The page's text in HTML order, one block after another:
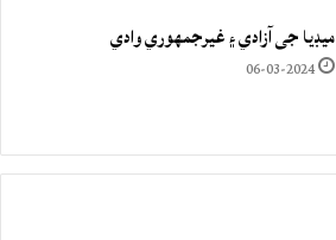
ميڊيا جي آزادي ۽ غيرجمھوري وادي
06-03-2024